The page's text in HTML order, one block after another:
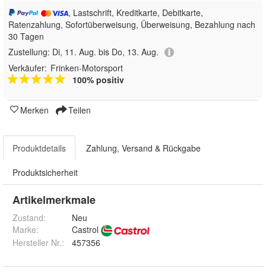
, Lastschrift, Kreditkarte, Debitkarte,
Ratenzahlung, Sofortüberweisung, Überweisung, Bezahlung nach
30 Tagen
Zustellung: Di, 11. Aug. bis Do, 13. Aug.
Verkäufer: Frinken-Motorsport
100% positiv
Merken Teilen
Produktdetails Zahlung, Versand & Rückgabe
Produktsicherheit
Artikelmerkmale
Zustand:
Neu
Marke:
Castrol
Hersteller Nr.:
457356